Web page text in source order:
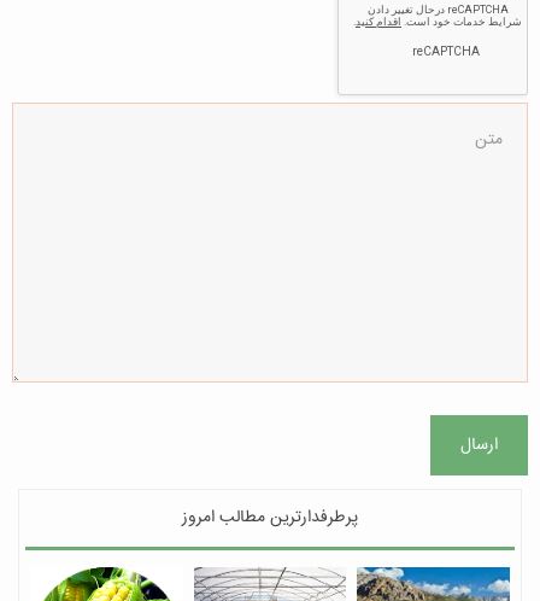
ارسال
پرطرفدارترین مطالب امروز